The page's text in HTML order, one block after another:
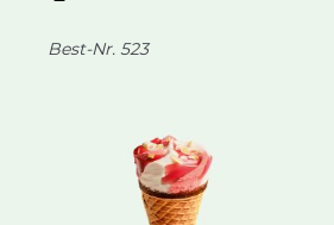
Best-Nr. 523